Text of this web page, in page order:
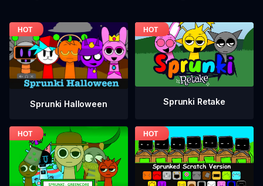
Sprunki Halloween Sprunki Retake